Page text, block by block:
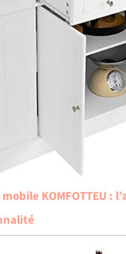
KOMFOTTEU :